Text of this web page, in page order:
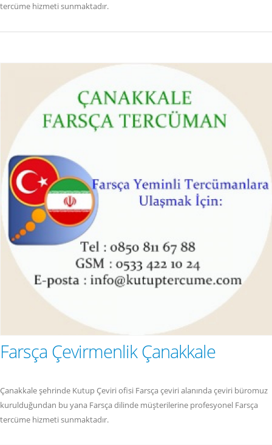
tercüme hizmeti sunmaktadır.
Farsça Çevirmenlik Çanakkale
Çanakkale şehrinde Kutup Çeviri ofisi Farsça çeviri alanında çeviri büromuz
kurulduğundan bu yana Farsça dilinde müşterilerine profesyonel Farsça
tercüme hizmeti sunmaktadır.